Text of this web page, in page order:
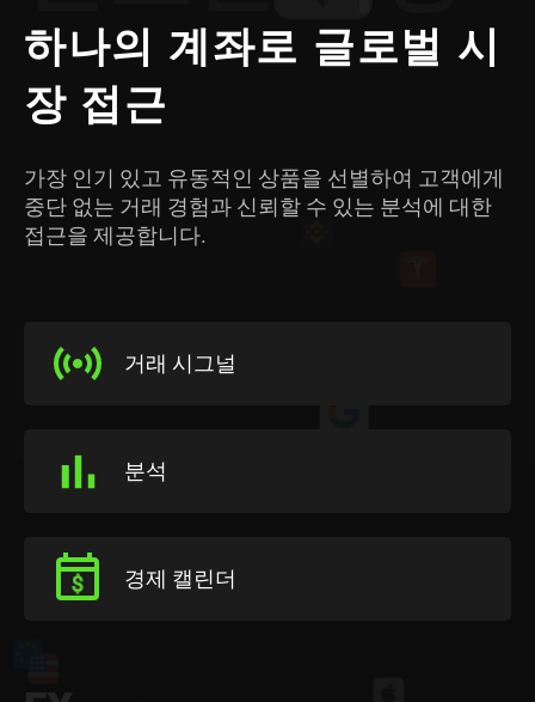
하나의 계좌로 글로벌 시
장 접근
가장 인기 있고 유동적인 상품을 선별하여 고객에게
중단 없는 거래 경험과 신뢰할 수 있는 분석에 대한
접근을 제공합니다.
거래 시그널
분석
경제 캘린더